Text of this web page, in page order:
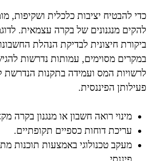
כדי להבטיח יציבות כלכלית ושקיפות,
להקים מנגנונים של בקרה עצמאית.
ביקורת חיצונית לבדיקת הנהלת
במקרים מסוימים, עמותות נדרשות
לרשויות המס ועמידה בתקנות הנדרשת
פעילותן הפיננסית.
מינוי רואה חשבון או מנגנון בקרה
עריכת דוחות כספיים תקופתיים.
מעקב טכנולוגי באמצעות תוכנות